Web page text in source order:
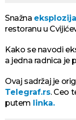
Snažna eksplozija
restoranu u
Kako se navodi
a jedna radnica je
Ovaj sadržaj je
Telegraf.rs. Ceo
putem linka.